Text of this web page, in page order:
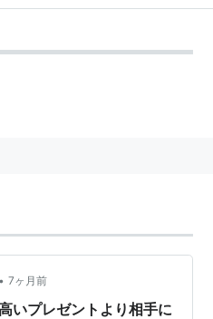
• 7ヶ月前
いプレゼントより相手に